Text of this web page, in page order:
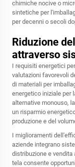
chimiche nocive o
sintetiche per
per decenni o secoli
Riduzione
attraverso
I requisiti energetici
valutazioni favorevoli
di materiali per
energetico iniziale per
alternative monouso,
un risparmio
produzione e del
I miglioramenti
aziende integrano
distribuzione e vendita
tela consente